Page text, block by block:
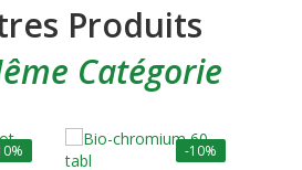
Produits
Catégorie
-10%